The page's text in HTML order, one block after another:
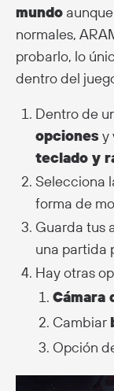
mundo
normales,
probarlo, lo
dentro del
Dentro de
opciones y
teclado y
Selecciona
forma de
Guarda tus
una partida
Hay otras
Cámara
Cambiar
Opción